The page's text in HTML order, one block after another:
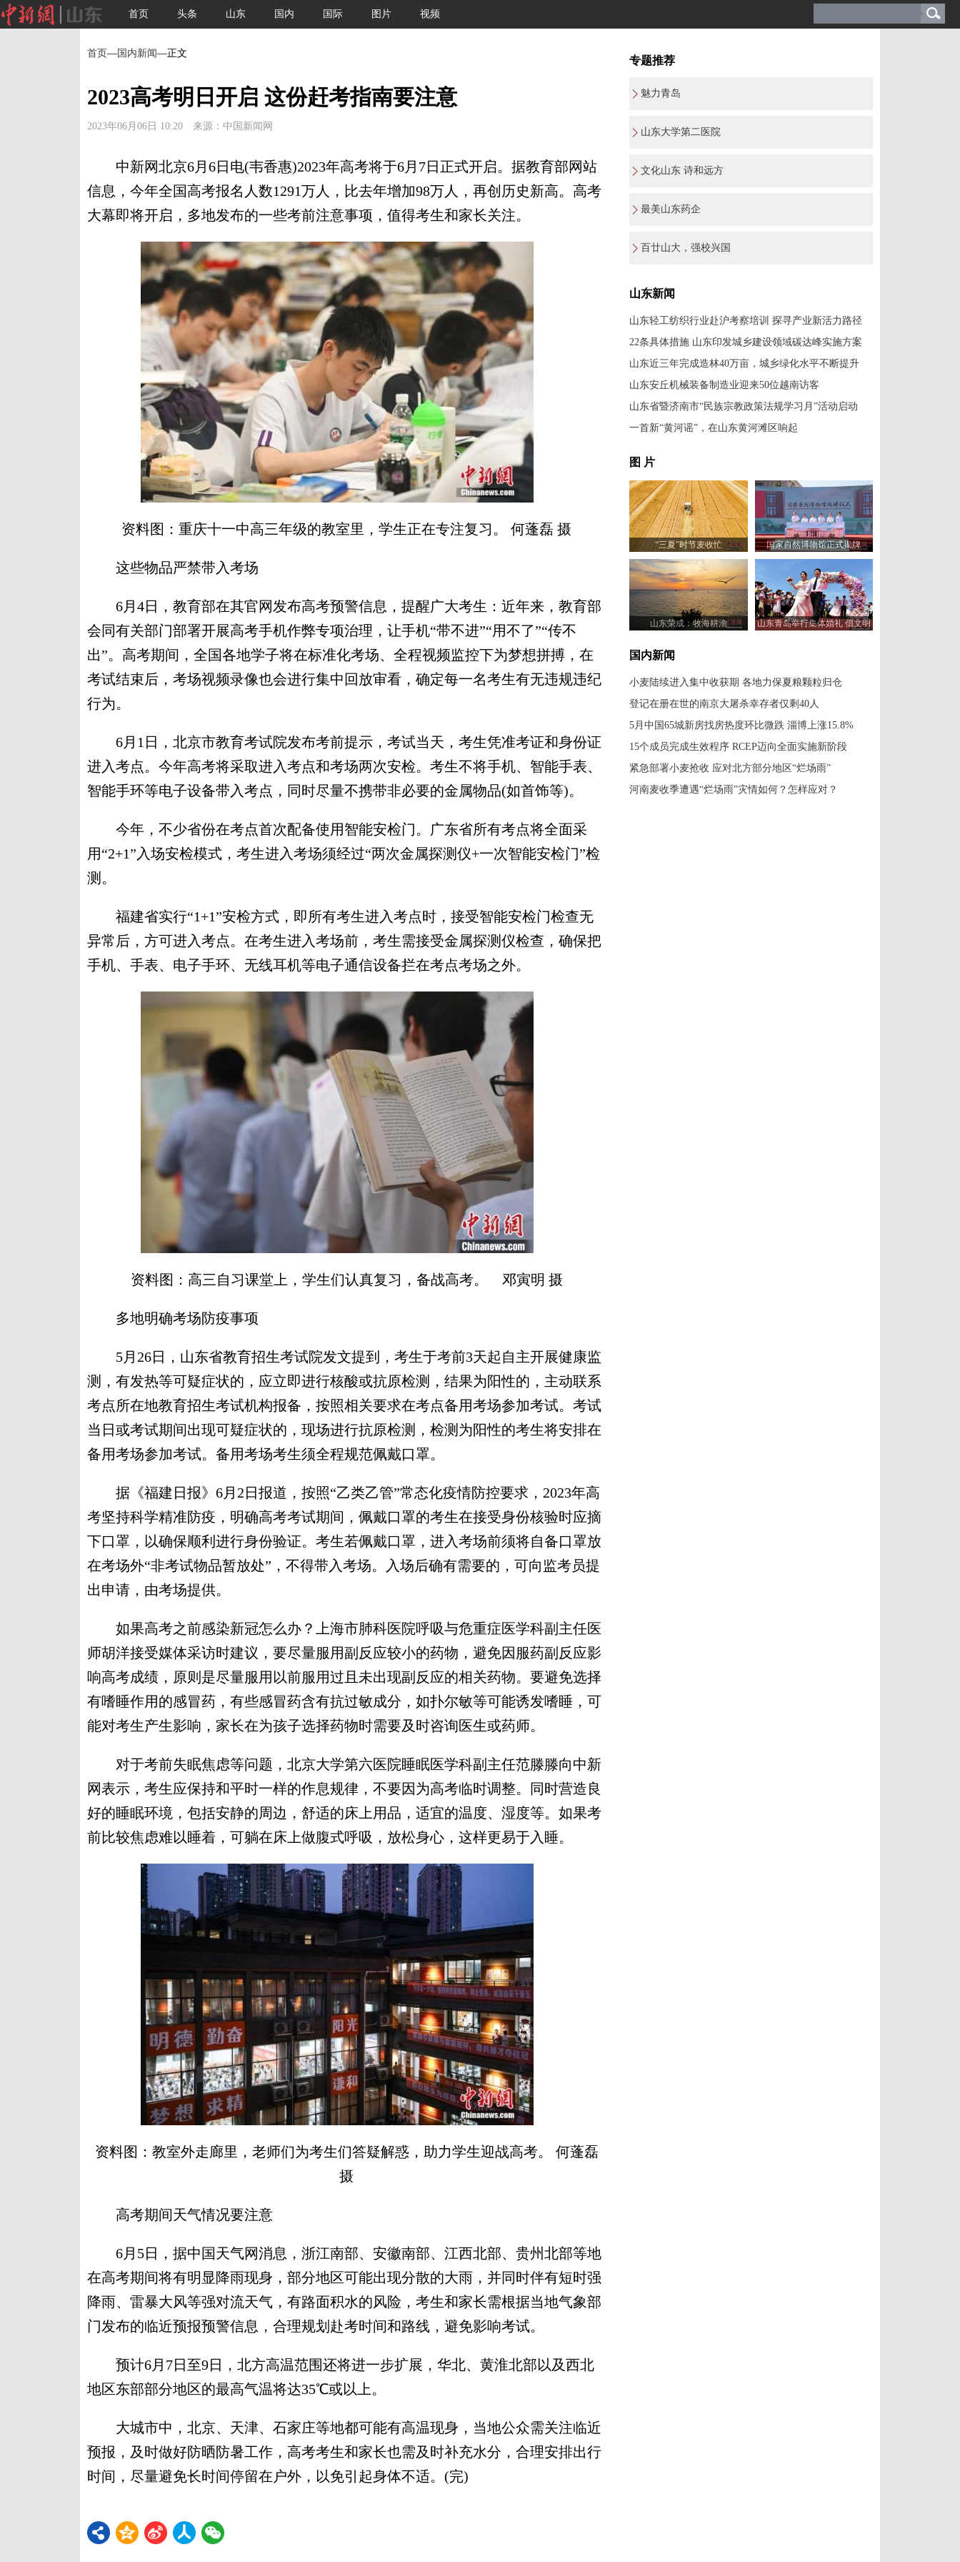
首页 头条 山东 国内 国际 图片 视频
首页— 国内新闻—正文
2023高考明日开启 这份赶考指南要注意
2023年06月06日 10:20 来源：中国新闻网
中新网北京6月6日电(韦香惠)2023年高考将于6月7日正式开启。据教育部网站
信息，今年全国高考报名人数1291万人，比去年增加98万人，再创历史新高。高考
大幕即将开启，多地发布的一些考前注意事项，值得考生和家长关注。
资料图：重庆十一中高三年级的教室里，学生正在专注复习。 何蓬磊 摄
这些物品严禁带入考场
6月4日，教育部在其官网发布高考预警信息，提醒广大考生：近年来，教育部
会同有关部门部署开展高考手机作弊专项治理，让手机“带不进”“用不了”“传不
出”。高考期间，全国各地学子将在标准化考场、全程视频监控下为梦想拼搏，在
考试结束后，考场视频录像也会进行集中回放审看，确定每一名考生有无违规违纪
行为。
6月1日，北京市教育考试院发布考前提示，考试当天，考生凭准考证和身份证
进入考点。今年高考将采取进入考点和考场两次安检。考生不将手机、智能手表、
智能手环等电子设备带入考点，同时尽量不携带非必要的金属物品(如首饰等)。
今年，不少省份在考点首次配备使用智能安检门。广东省所有考点将全面采
用“2+1”入场安检模式，考生进入考场须经过“两次金属探测仪+一次智能安检门”检
测。
福建省实行“1+1”安检方式，即所有考生进入考点时，接受智能安检门检查无
异常后，方可进入考点。在考生进入考场前，考生需接受金属探测仪检查，确保把
手机、手表、电子手环、无线耳机等电子通信设备拦在考点考场之外。
资料图：高三自习课堂上，学生们认真复习，备战高考。 邓寅明 摄
多地明确考场防疫事项
5月26日，山东省教育招生考试院发文提到，考生于考前3天起自主开展健康监
测，有发热等可疑症状的，应立即进行核酸或抗原检测，结果为阳性的，主动联系
考点所在地教育招生考试机构报备，按照相关要求在考点备用考场参加考试。考试
当日或考试期间出现可疑症状的，现场进行抗原检测，检测为阳性的考生将安排在
备用考场参加考试。备用考场考生须全程规范佩戴口罩。
据《福建日报》6月2日报道，按照“乙类乙管”常态化疫情防控要求，2023年高
考坚持科学精准防疫，明确高考考试期间，佩戴口罩的考生在接受身份核验时应摘
下口罩，以确保顺利进行身份验证。考生若佩戴口罩，进入考场前须将自备口罩放
在考场外“非考试物品暂放处”，不得带入考场。入场后确有需要的，可向监考员提
出申请，由考场提供。
如果高考之前感染新冠怎么办？上海市肺科医院呼吸与危重症医学科副主任医
师胡洋接受媒体采访时建议，要尽量服用副反应较小的药物，避免因服药副反应影
响高考成绩，原则是尽量服用以前服用过且未出现副反应的相关药物。要避免选择
有嗜睡作用的感冒药，有些感冒药含有抗过敏成分，如扑尔敏等可能诱发嗜睡，可
能对考生产生影响，家长在为孩子选择药物时需要及时咨询医生或药师。
对于考前失眠焦虑等问题，北京大学第六医院睡眠医学科副主任范滕滕向中新
网表示，考生应保持和平时一样的作息规律，不要因为高考临时调整。同时营造良
好的睡眠环境，包括安静的周边，舒适的床上用品，适宜的温度、湿度等。如果考
前比较焦虑难以睡着，可躺在床上做腹式呼吸，放松身心，这样更易于入睡。
资料图：教室外走廊里，老师们为考生们答疑解惑，助力学生迎战高考。 何蓬磊
摄
高考期间天气情况要注意
6月5日，据中国天气网消息，浙江南部、安徽南部、江西北部、贵州北部等地
在高考期间将有明显降雨现身，部分地区可能出现分散的大雨，并同时伴有短时强
降雨、雷暴大风等强对流天气，有路面积水的风险，考生和家长需根据当地气象部
门发布的临近预报预警信息，合理规划赴考时间和路线，避免影响考试。
预计6月7日至9日，北方高温范围还将进一步扩展，华北、黄淮北部以及西北
地区东部部分地区的最高气温将达35℃或以上。
大城市中，北京、天津、石家庄等地都可能有高温现身，当地公众需关注临近
预报，及时做好防晒防暑工作，高考考生和家长也需及时补充水分，合理安排出行
时间，尽量避免长时间停留在户外，以免引起身体不适。(完)
专题推荐
魅力青岛
山东大学第二医院
文化山东 诗和远方
最美山东药企
百廿山大，强校兴国
山东新闻
山东轻工纺织行业赴沪考察培训 探寻产业新活力路径
22条具体措施 山东印发城乡建设领域碳达峰实施方案
山东近三年完成造林40万亩，城乡绿化水平不断提升
山东安丘机械装备制造业迎来50位越南访客
山东省暨济南市“民族宗教政策法规学习月”活动启动
一首新“黄河谣”，在山东黄河滩区响起
图 片
“三夏”时节麦收忙 国家自然博物馆正式揭牌
山东荣成：牧海耕渔
山东青岛举行集体婚礼 倡文明
国内新闻
小麦陆续进入集中收获期 各地力保夏粮颗粒归仓
登记在册在世的南京大屠杀幸存者仅剩40人
5月中国65城新房找房热度环比微跌 淄博上涨15.8%
15个成员完成生效程序 RCEP迈向全面实施新阶段
紧急部署小麦抢收 应对北方部分地区“烂场雨”
河南麦收季遭遇“烂场雨”灾情如何？怎样应对？